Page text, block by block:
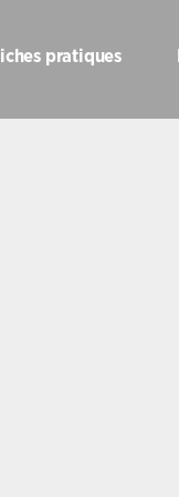
pratiques